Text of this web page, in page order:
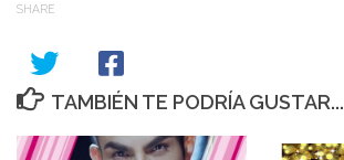
SHARE
TAMBIÉN TE PODRÍA GUSTAR...